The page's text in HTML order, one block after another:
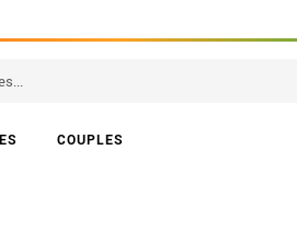
COUPLES